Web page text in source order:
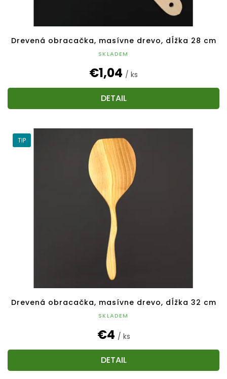
Drevená obracačka, masívne drevo, dĺžka 28 cm
SKLADEM
€1,04 / ks
DETAIL
TIP
Drevená obracačka, masívne drevo, dĺžka 32 cm
SKLADEM
€4 / ks
DETAIL